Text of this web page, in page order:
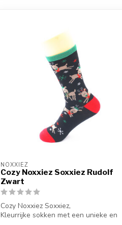
NOXXIEZ
Cozy Noxxiez Soxxiez Rudolf
Zwart
Cozy Noxxiez Soxxiez,
Kleurrijke sokken met een unieke en